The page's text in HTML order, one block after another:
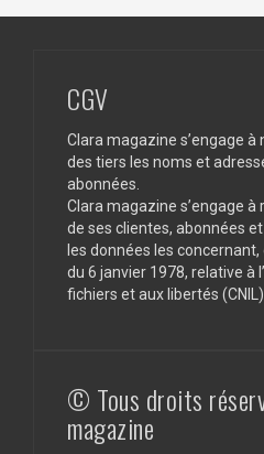
CGV
Clara magazine s’engage
des tiers les noms et
abonnées.
Clara magazine s’engage à
de ses clientes, abonnées
les données les
du 6 janvier 1978, relative à
fichiers et aux libertés (CNIL).
© Tous droits
magazine